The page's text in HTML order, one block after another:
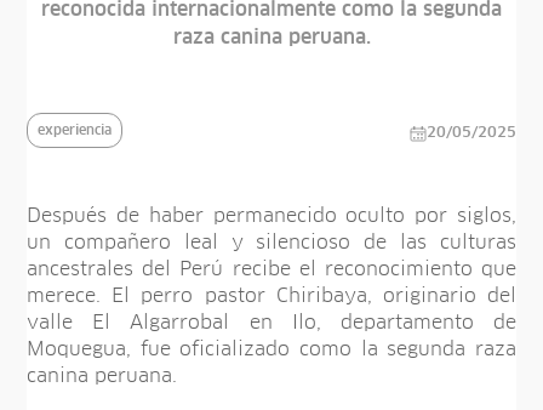
reconocida internacionalmente como la segunda
raza canina peruana.
experiencia 20/05/2025
Después de haber permanecido oculto por siglos,
un compañero leal y silencioso de las culturas
ancestrales del Perú recibe el reconocimiento que
merece. El perro pastor Chiribaya, originario del
valle El Algarrobal en Ilo, departamento de
Moquegua, fue oficializado como la segunda raza
canina peruana.